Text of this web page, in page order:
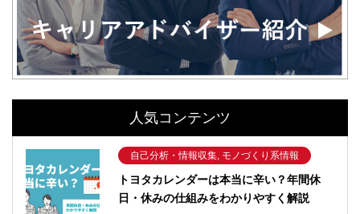
人気コンテンツ
自己分析・情報収集, モノづくり系情報
トヨタカレンダーは本当に辛い？年間休
日・休みの仕組みをわかりやすく解説